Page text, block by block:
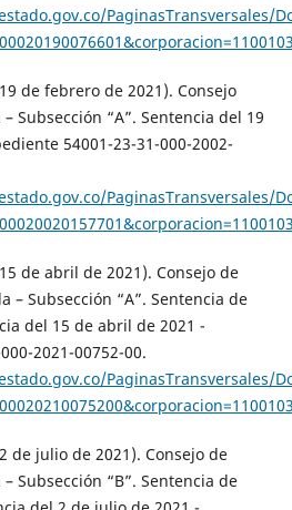
PaginasTransversales/
de febrero de 2021). Consejo
Subsección “A”. Sentencia del 19
54001-23-31-000-2002-
PaginasTransversales/
de abril de 2021). Consejo de
– Subsección “A”. Sentencia de
del 15 de abril de 2021 -
2021-00752-00.
PaginasTransversales/
de julio de 2021). Consejo de
Subsección “B”. Sentencia de